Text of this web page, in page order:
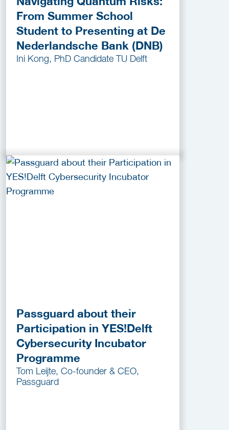
From Summer School
Student to Presenting at De
Nederlandsche Bank (DNB)
Ini Kong, PhD Candidate TU Delft
Passguard about their
Participation in YES!Delft
Cybersecurity Incubator
Programme
Tom Leijte, Co-founder & CEO,
Passguard